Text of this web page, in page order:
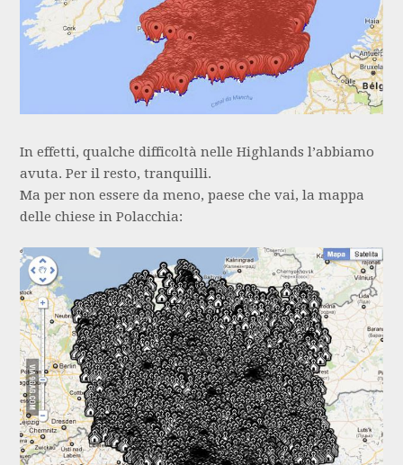
In effetti, qualche difficoltà nelle Highlands l’abbiamo
avuta. Per il resto, tranquilli.
Ma per non essere da meno, paese che vai, la mappa
delle chiese in Polacchia: